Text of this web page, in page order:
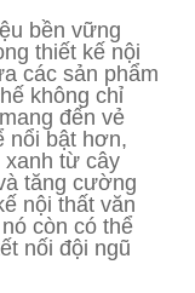
bền vững
thiết kế nội
các sản phẩm
không chỉ
đến vẻ
nổi bật hơn,
xanh từ cây
tăng cường
nội thất văn
còn có thể
nối đội ngũ